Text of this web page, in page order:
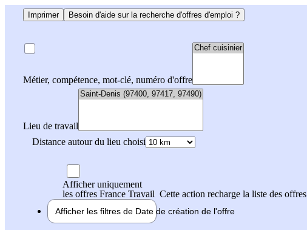
Imprimer Besoin d'aide sur la recherche d'offres d'emploi ?
Métier, compétence, mot-clé, numéro d'offre
Lieu de travail
Distance autour du lieu choisi
Afficher uniquement
les offres France Travail Cette action recharge la liste des offres
Afficher les filtres de Date de création de l'offre